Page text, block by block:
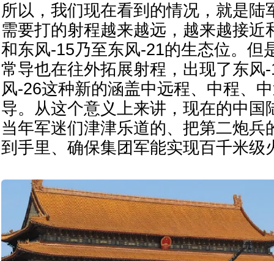
所以，我们现在看到的情况，就是陆
需要打的射程越来越远，越来越接近
和东风-15乃至东风-21的生态位。但
常导也在往外拓展射程，出现了东风
风-26这种新的涵盖中远程、中程、
导。从这个意义上来讲，现在的中国
当年军迷们津津乐道的、把第二炮兵
到手里、确保集团军能实现百千米级